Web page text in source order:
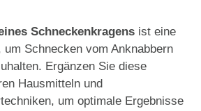
Schneckenkragens ist eine
Schnecken vom Anknabbern
Ergänzen Sie diese
Hausmitteln und
um optimale Ergebnisse